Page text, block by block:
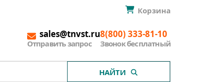
Корзина
sales@tnvst.ru
Отправить запрос
8(800) 333-81-10
Звонок бесплатный
НАЙТИ